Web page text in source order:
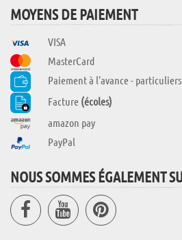
MOYENS DE PAIEMENT
VISA
MasterCard
Paiement à l'avance - particuliers
Facture (écoles)
amazon pay
PayPal
NOUS SOMMES ÉGALEMENT